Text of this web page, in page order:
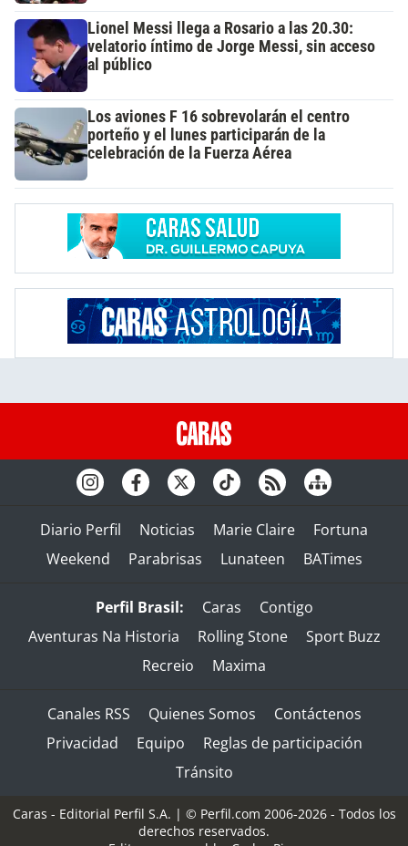
Lionel Messi llega a Rosario a las 20.30:
velatorio íntimo de Jorge Messi, sin acceso
al público
Los aviones F 16 sobrevolarán el centro
porteño y el lunes participarán de la
celebración de la Fuerza Aérea
Diario Perfil Noticias Marie Claire
Fortuna
Weekend
Parabrisas Lunateen BATimes
Perfil Brasil: Caras
Contigo
Aventuras Na Historia
Rolling Stone
Sport Buzz
Recreio
Maxima
Canales RSS Quienes Somos
Contáctenos
Privacidad
Equipo
Reglas de participación
Tránsito
Caras - Editorial Perfil S.A. | © Perfil.com 2006-2026 - Todos los
derechos reservados.